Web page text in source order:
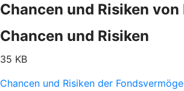
Chancen und Risiken
Chancen und Risiken
35 KB
Chancen und Risiken der